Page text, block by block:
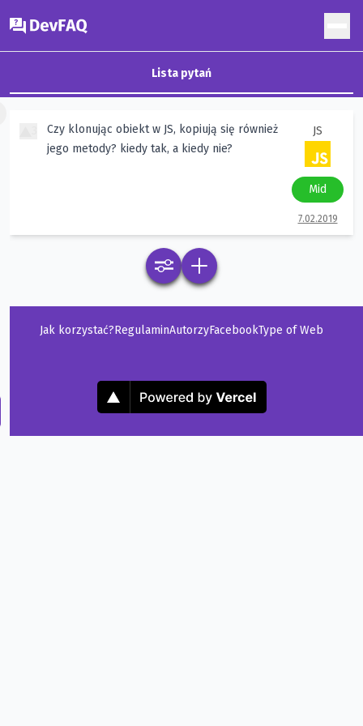
DevFAQ
Lista pytań
Czy klonując obiekt w JS, kopiują się również
jego metody? kiedy tak, a kiedy nie?
JS
Mid
7.02.2019
Jak korzystać?RegulaminAutorzyFacebookType of Web